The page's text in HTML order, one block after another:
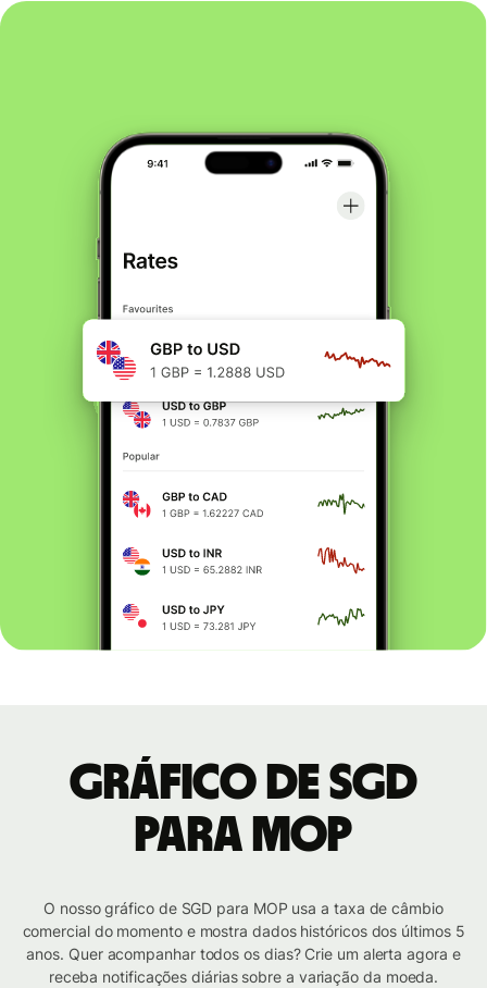
Gráfico de SGD
para MOP
O nosso gráfico de SGD para MOP usa a taxa de câmbio
comercial do momento e mostra dados históricos dos últimos 5
anos. Quer acompanhar todos os dias? Crie um alerta agora e
receba notificações diárias sobre a variação da moeda.